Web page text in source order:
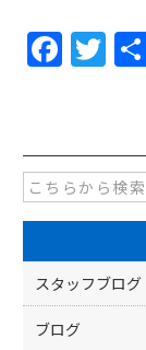
F
e
b
o
o
k
T
er
スタッフブログ
ブログ